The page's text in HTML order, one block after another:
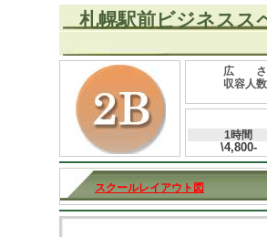
札幌駅前ビジネスス
広 さ
収容人数
1時間
\4,800-
スクールレイアウト図